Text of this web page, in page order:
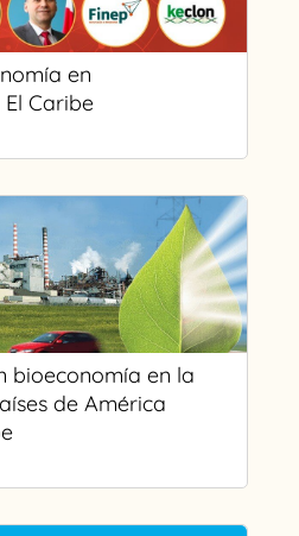
en
Caribe
bioeconomía en la
de América